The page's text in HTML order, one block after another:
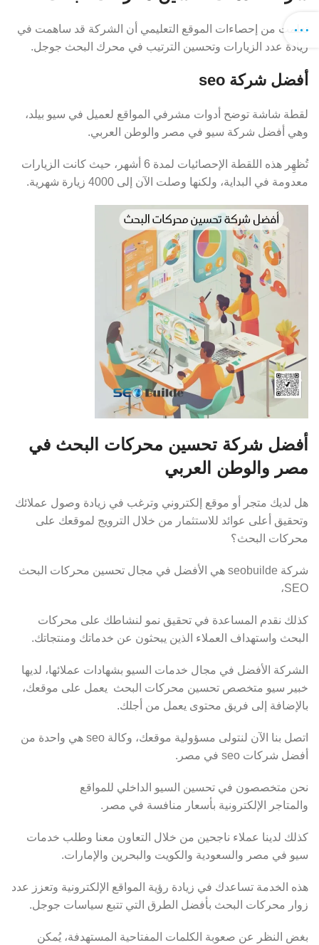
تعلمت من إحصاءات الموقع التعليمي أن الشركة قد ساهمت في
زيادة عدد الزيارات وتحسين الترتيب في محرك البحث جوجل.
أفضل شركة seo
لقطة شاشة توضح أدوات مشرفي المواقع لعميل في سيو بيلد،
وهي أفضل شركة سيو في مصر والوطن العربي.
تُظهِر هذه اللقطة الإحصائيات لمدة 6 أشهر، حيث كانت الزيارات
معدومة في البداية، ولكنها وصلت الآن إلى 4000 زيارة شهرية.
أفضل شركة تحسين محركات البحث في
مصر والوطن العربي
هل لديك متجر أو موقع إلكتروني وترغب في زيادة وصول عملائك
وتحقيق أعلى عوائد للاستثمار من خلال الترويج لموقعك على
محركات البحث؟
شركة seobuilde هي الأفضل في مجال تحسين محركات البحث
SEO،
كذلك نقدم المساعدة في تحقيق نمو لنشاطك على محركات
البحث واستهداف العملاء الذين يبحثون عن خدماتك ومنتجاتك.
الشركة الأفضل في مجال خدمات السيو بشهادات عملائها، لديها
خبير سيو متخصص تحسين محركات البحث يعمل على موقعك،
بالإضافة إلى فريق محتوى يعمل من أجلك.
اتصل بنا الآن لنتولى مسؤولية موقعك، وكالة seo هي واحدة من
أفضل شركات seo في مصر.
نحن متخصصون في تحسين السيو الداخلي للمواقع
والمتاجر الإلكترونية بأسعار منافسة في مصر.
كذلك لدينا عملاء ناجحين من خلال التعاون معنا وطلب خدمات
سيو في مصر والسعودية والكويت والبحرين والإمارات.
هذه الخدمة تساعدك في زيادة رؤية المواقع الإلكترونية وتعزز عدد
زوار محركات البحث بأفضل الطرق التي تتبع سياسات جوجل.
بغض النظر عن صعوبة الكلمات المفتاحية المستهدفة، يُمكن